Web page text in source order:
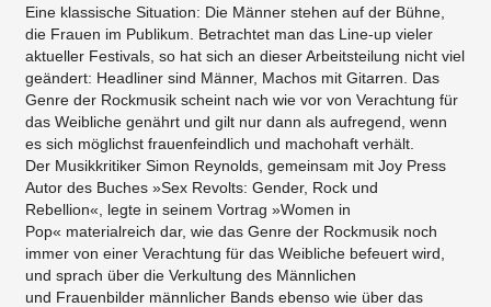
Eine klassische Situation: Die Männer stehen auf der Bühne,
die Frauen im Publikum. Betrachtet man das Line-up vieler
aktueller Festivals, so hat sich an dieser Arbeitsteilung nicht viel
geändert: Headliner sind Männer, Machos mit Gitarren. Das
Genre der Rockmusik scheint nach wie vor von Verachtung für
das Weibliche genährt und gilt nur dann als aufregend, wenn
es sich möglichst frauenfeindlich und machohaft verhält.
Der Musikkritiker Simon Reynolds, gemeinsam mit Joy Press
Autor des Buches »Sex Revolts: Gender, Rock und
Rebellion«, legte in seinem Vortrag »Women in
Pop« materialreich dar, wie das Genre der Rockmusik noch
immer von einer Verachtung für das Weibliche befeuert wird,
und sprach über die Verkultung des Männlichen
und Frauenbilder männlicher Bands ebenso wie über das